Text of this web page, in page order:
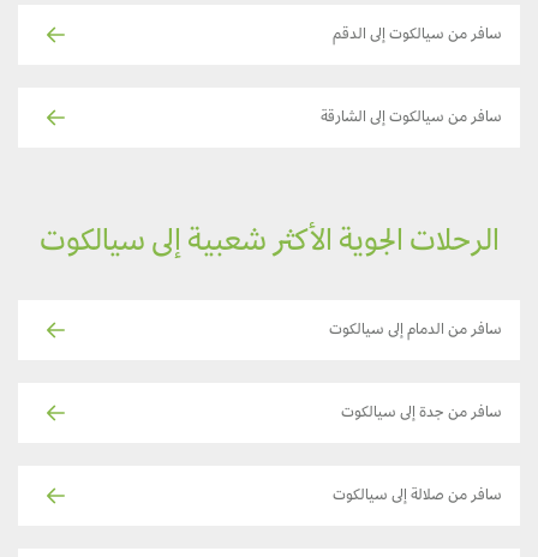
سافر من سيالكوت إلى الدقم
سافر من سيالكوت إلى الشارقة
الرحلات الجوية الأكثر شعبية إلى سيالكوت
سافر من الدمام إلى سيالكوت
سافر من جدة إلى سيالكوت
سافر من صلالة إلى سيالكوت